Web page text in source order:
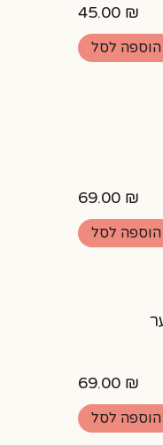
45.00 ₪
הוספה לסל
69.00 ₪
הוספה לסל
69.00 ₪
הוספה לסל